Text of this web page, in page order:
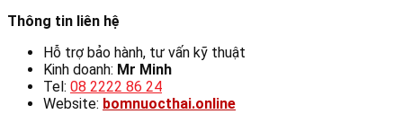
Thông tin liên hệ
Hỗ trợ bảo hành, tư vấn kỹ thuật
Kinh doanh: Mr Minh
Tel: 08 2222 86 24
Website: bomnuocthai.online